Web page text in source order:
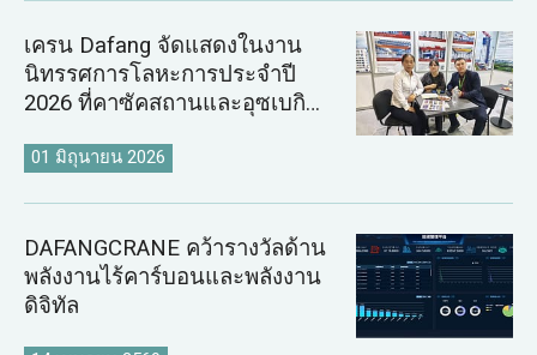
เครน Dafang จัดแสดงในงาน
นิทรรศการโลหะการประจำปี
2026 ที่คาซัคสถานและอุซเบกิ
01 มิถุนายน 2026
DAFANGCRANE คว้ารางวัลด้าน
พลังงานไร้คาร์บอนและพลังงาน
ดิจิทัล